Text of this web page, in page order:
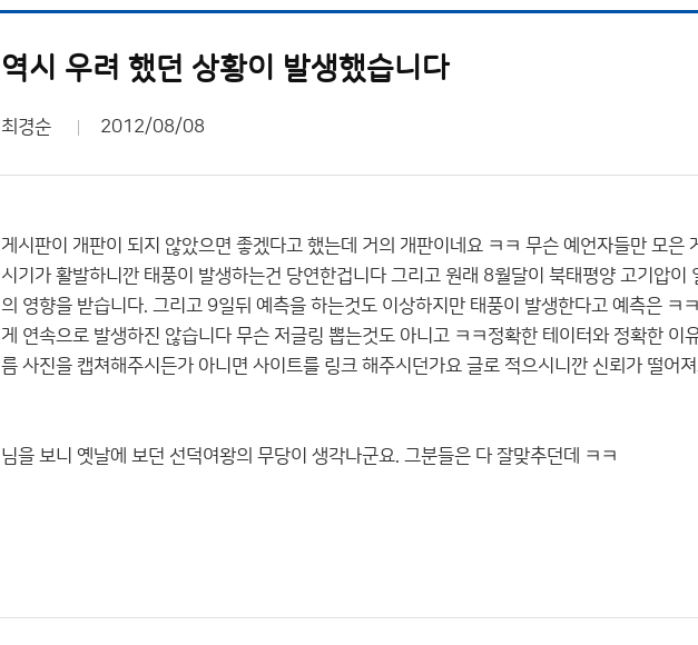
역시 우려 했던 상황이 발생했습니다
최경순 2012/08/08
게시판이 개판이 되지 않았으면 좋겠다고 했는데 거의 개판이네요 ㅋㅋ 무슨 예언자들만 모
시기가 활발하니깐 태풍이 발생하는건 당연한겁니다 그리고 원래 8월달이 북태평양 고기압
의 영향을 받습니다. 그리고 9일뒤 예측을 하는것도 이상하지만 태풍이 발생한다고 예측은
게 연속으로 발생하진 않습니다 무슨 저글링 뽑는것도 아니고 ㅋㅋ정확한 테이터와 정확한
름 사진을 캡쳐해주시든가 아니면 사이트를 링크 해주시던가요 글로 적으시니깐 신뢰가 떨어
님을 보니 옛날에 보던 선덕여왕의 무당이 생각나군요. 그분들은 다 잘맞추던데 ㅋㅋ